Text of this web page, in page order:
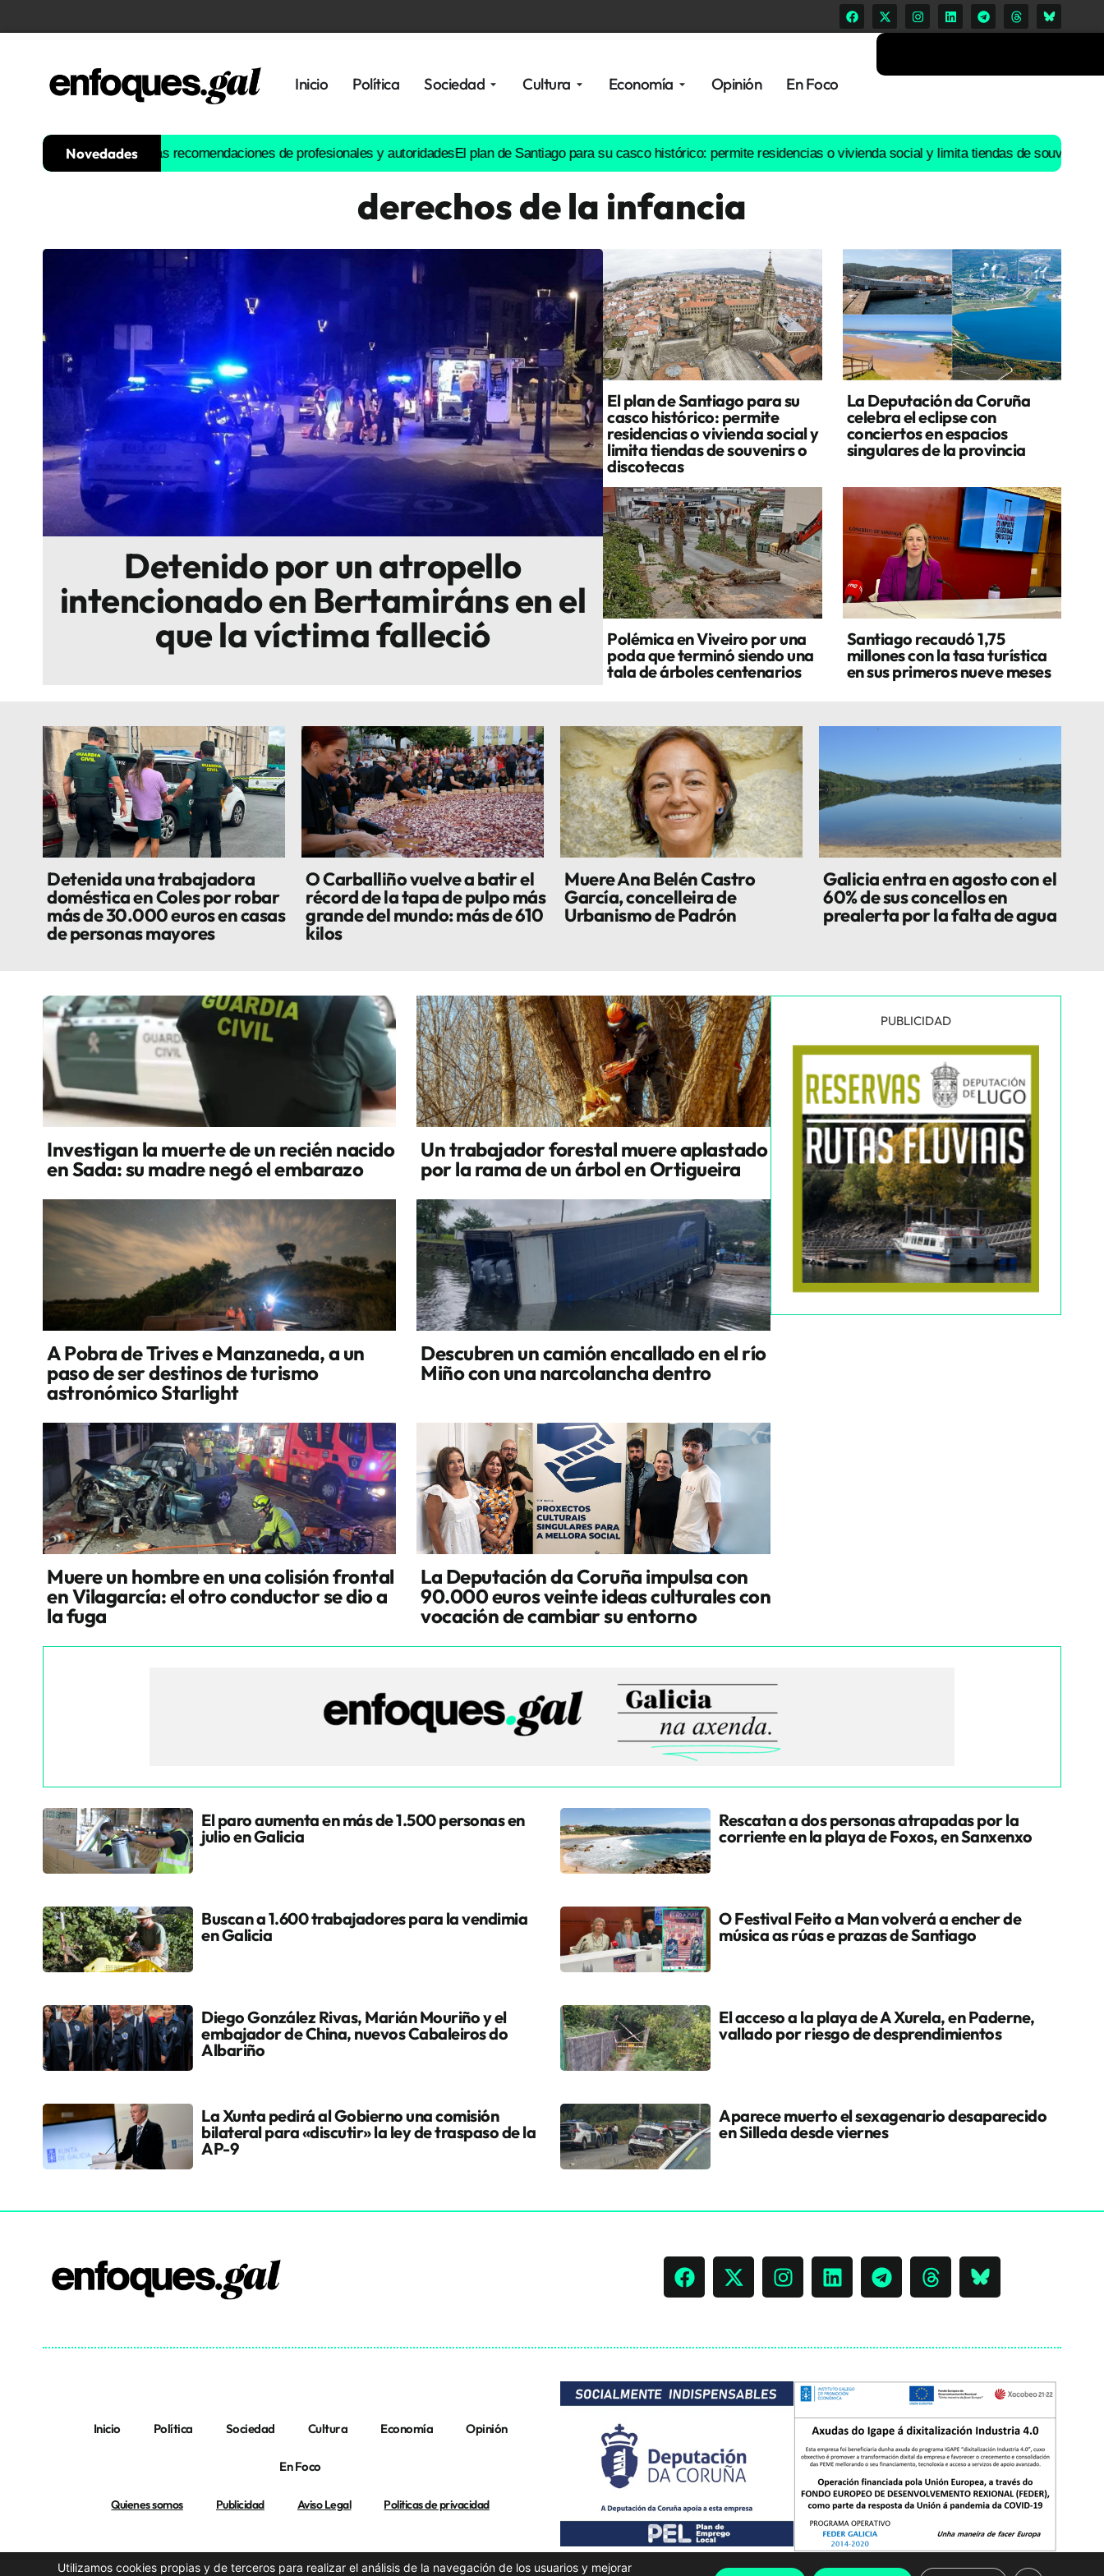
Inicio Política Sociedad Cultura Economía Opinión En Foco
Histórica
Gastronomía
Escenarios
Sostenibilidad
Innova
Novedades
estas son las recomendaciones de profesionales y autoridadesEl plan de Santiago para su casco histórico: permite residencias o vivienda social y limita tiendas de souvenirs o
derechos de la infancia
Detenido por un atropello
intencionado en Bertamiráns en el
que la víctima falleció
El plan de Santiago para su
casco histórico: permite
residencias o vivienda social y
limita tiendas de souvenirs o
discotecas
La Deputación da Coruña
celebra el eclipse con
conciertos en espacios
singulares de la provincia
Polémica en Viveiro por una
poda que terminó siendo una
tala de árboles centenarios
Santiago recaudó 1,75
millones con la tasa turística
en sus primeros nueve meses
Detenida una trabajadora
doméstica en Coles por robar
más de 30.000 euros en casas
de personas mayores
O Carballiño vuelve a batir el
récord de la tapa de pulpo más
grande del mundo: más de 610
kilos
Muere Ana Belén Castro
García, concelleira de
Urbanismo de Padrón
Galicia entra en agosto con el
60% de sus concellos en
prealerta por la falta de agua
Investigan la muerte de un recién nacido
en Sada: su madre negó el embarazo
Un trabajador forestal muere aplastado
por la rama de un árbol en Ortigueira
A Pobra de Trives e Manzaneda, a un
paso de ser destinos de turismo
astronómico Starlight
Descubren un camión encallado en el río
Miño con una narcolancha dentro
Muere un hombre en una colisión frontal
en Vilagarcía: el otro conductor se dio a
la fuga
La Deputación da Coruña impulsa con
90.000 euros veinte ideas culturales con
vocación de cambiar su entorno
PUBLICIDAD
El paro aumenta en más de 1.500 personas en
julio en Galicia
Rescatan a dos personas atrapadas por la
corriente en la playa de Foxos, en Sanxenxo
Buscan a 1.600 trabajadores para la vendimia
en Galicia
O Festival Feito a Man volverá a encher de
música as rúas e prazas de Santiago
Diego González Rivas, Marián Mouriño y el
embajador de China, nuevos Cabaleiros do
Albariño
El acceso a la playa de A Xurela, en Paderne,
vallado por riesgo de desprendimientos
La Xunta pedirá al Gobierno una comisión
bilateral para «discutir» la ley de traspaso de la
AP-9
Aparece muerto el sexagenario desaparecido
en Silleda desde viernes
Inicio Política Sociedad Cultura Economía Opinión
En Foco
Quienes somos Publicidad Aviso Legal Politicas de privacidad
Utilizamos cookies propias y de terceros para realizar el análisis de la navegación de los usuarios y mejorar